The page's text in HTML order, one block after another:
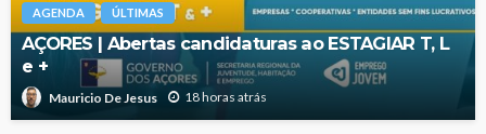
AGENDA ÚLTIMAS
AÇORES | Abertas candidaturas ao ESTAGIAR T, L
e +
Mauricio De Jesus 18 horas atrás